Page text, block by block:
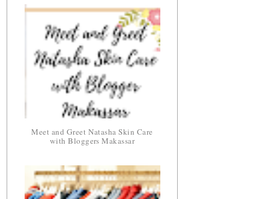
Meet and Greet Natasha Skin Care
with Bloggers Makassar